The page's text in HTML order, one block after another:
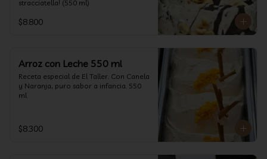
stracciatella! (550 ml)
$8.800
Arroz con Leche 550 ml
Receta especial de El Taller. Con Canela
y Naranja, puro sabor a infancia. 550
ml
$8.300